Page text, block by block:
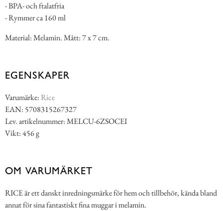
- BPA- och ftalatfria
- Rymmer ca 160 ml
Material: Melamin. Mått: 7 x 7 cm.
EGENSKAPER
Varumärke: Rice
EAN: 5708315267327
Lev. artikelnummer: MELCU-6ZSOCEI
Vikt: 456 g
OM VARUMÄRKET
RICE är ett danskt inredningsmärke för hem och tillbehör, kända bland
annat för sina fantastiskt fina muggar i melamin.